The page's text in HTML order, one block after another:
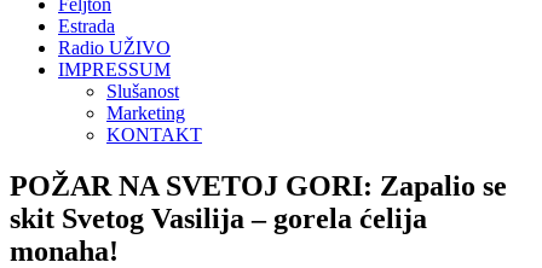
Feljton
Estrada
Radio UŽIVO
IMPRESSUM
Slušanost
Marketing
KONTAKT
POŽAR NA SVETOJ GORI: Zapalio se
skit Svetog Vasilija – gorela ćelija
monaha!